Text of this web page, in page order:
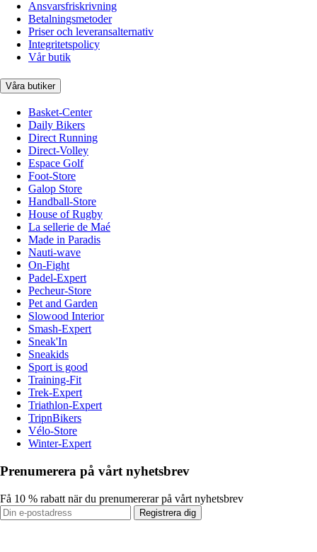
Ansvarsfriskrivning
Betalningsmetoder
Priser och leveransalternativ
Integritetspolicy
Vår butik
Våra butiker
Basket-Center
Daily Bikers
Direct Running
Direct-Volley
Espace Golf
Foot-Store
Galop Store
Handball-Store
House of Rugby
La sellerie de Maé
Made in Paradis
Nauti-wave
On-Fight
Padel-Expert
Pecheur-Store
Pet and Garden
Slowood Interior
Smash-Expert
Sneak'In
Sneakids
Sport is good
Training-Fit
Trek-Expert
Triathlon-Expert
TripnBikers
Vélo-Store
Winter-Expert
Prenumerera på vårt nyhetsbrev
Få 10 % rabatt när du prenumererar på vårt nyhetsbrev
Registrera dig